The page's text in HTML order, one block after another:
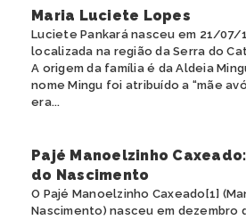
Maria Luciete Lopes
Luciete Pankará nasceu em 21/07/
localizada na região da Serra do
A origem da família é da Aldeia
nome Mingu foi atribuído a “mãe
era...
Pajé Manoelzinho
do Nascimento
O Pajé Manoelzinho Caxeado[1]
Nascimento) nasceu em dezembro